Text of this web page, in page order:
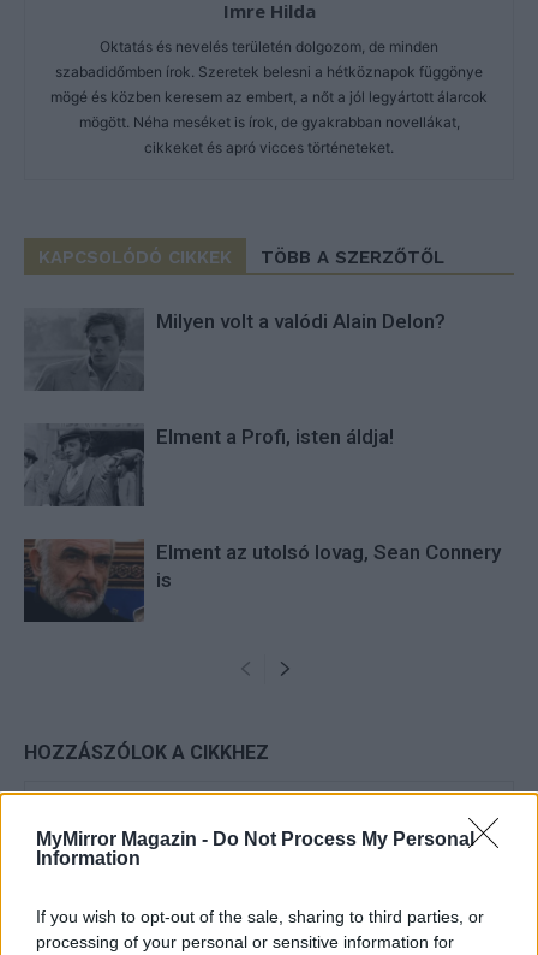
MyMirror Magazin - Do Not Process My Personal
Information
If you wish to opt-out of the sale, sharing to third parties, or
processing of your personal or sensitive information for
Imre Hilda
Oktatás és nevelés területén dolgozom, de minden
szabadidőmben írok. Szeretek belesni a hétköznapok függönye
mögé és közben keresem az embert, a nőt a jól legyártott álarcok
mögött. Néha meséket is írok, de gyakrabban novellákat,
cikkeket és apró vicces történeteket.
KAPCSOLÓDÓ CIKKEK TÖBB A SZERZŐTŐL
Milyen volt a valódi Alain Delon?
Elment a Profi, isten áldja!
Elment az utolsó lovag, Sean Connery
is
HOZZÁSZÓLOK A CIKKHEZ